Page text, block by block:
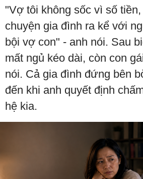
"Vợ tôi không sốc vì số
chuyện gia đình ra kể với
bội vợ con" - anh nói. Sau
mất ngủ kéo dài, còn con
nói. Cả gia đình đứng bên
đến khi anh quyết định
hệ kia.